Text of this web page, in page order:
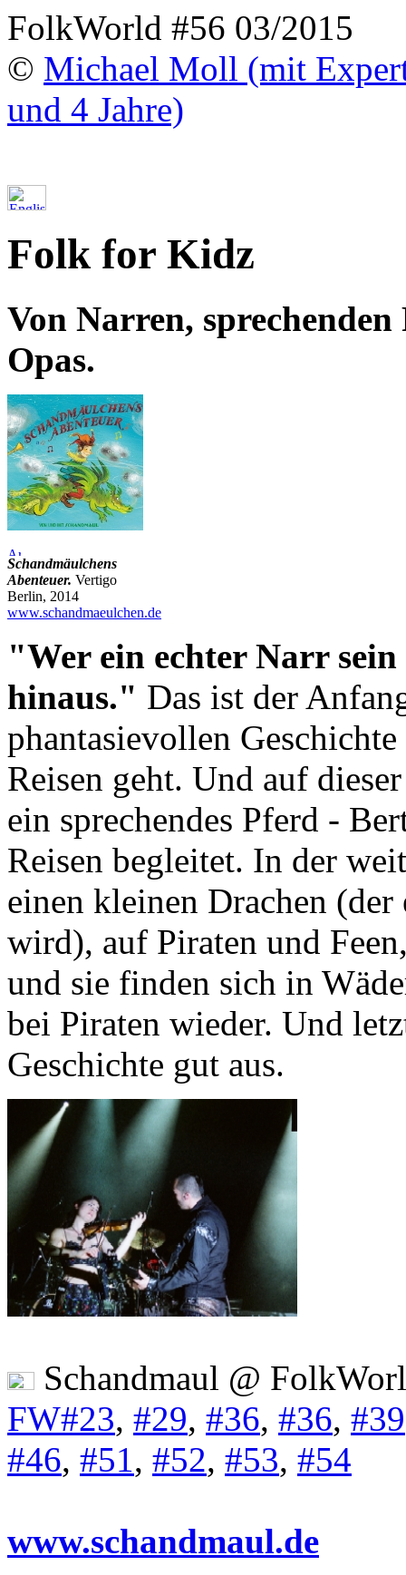
FolkWorld #56 03/2015
© Michael Moll (mit
und 4 Jahre)
Folk for Kidz
Von Narren,
Opas.
Schandmäulchens
Abenteuer. Vertigo
Berlin, 2014
www.schandmaeulchen.de
"Wer ein echter Narr
hinaus." Das ist der
phantasievollen
Reisen geht. Und auf
ein sprechendes Pferd -
Reisen begleitet. In der
einen kleinen Drachen
wird), auf Piraten und
und sie finden sich in
bei Piraten wieder. Und
Geschichte gut aus.
Schandmaul @
FW#23, #29, #36, #36, #39
#46, #51, #52, #53, #54
www.schandmaul.de